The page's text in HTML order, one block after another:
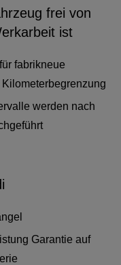
frei von
ist
fabrikneue
werden nach
Garantie auf